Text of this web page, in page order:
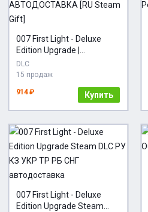
007 First Light - Deluxe
Edition Upgrade |
АВТОДОСТАВКА [RU
Steam Gift]
DLC
15 продаж
914 ₽ Купить
007 First Light - Deluxe
Edition Upgrade Steam